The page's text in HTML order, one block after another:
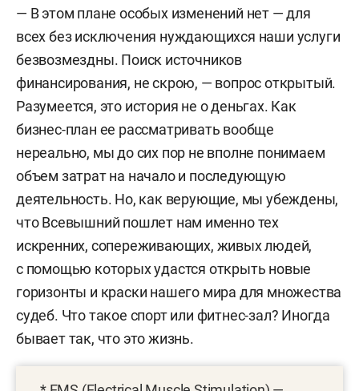
— В этом плане особых изменений нет — для
всех без исключения нуждающихся наши услуги
безвозмездны. Поиск источников
финансирования, не скрою, — вопрос открытый.
Разумеется, это история не о деньгах. Как
бизнес-план ее рассматривать вообще
нереально, мы до сих пор не вполне понимаем
объем затрат на начало и последующую
деятельность. Но, как верующие, мы убеждены,
что Всевышний пошлет нам именно тех
искренних, сопереживающих, живых людей,
с помощью которых удастся открыть новые
горизонты и краски нашего мира для множества
судеб. Что такое спорт или фитнес-зал? Иногда
бывает так, что это жизнь.